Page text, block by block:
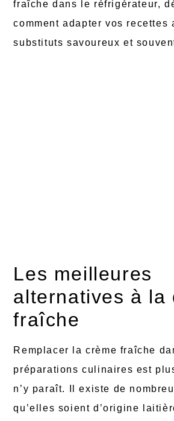
fraîche dans le réfrigérateur,
comment adapter vos recettes
substituts savoureux et
Les meilleures
alternatives à la
fraîche
Remplacer la crème fraîche
préparations culinaires est
n’y paraît. Il existe de
qu’elles soient d’origine